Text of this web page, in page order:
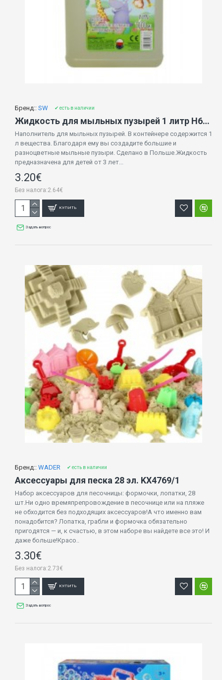
Бренд:: SW ✔ есть в наличии
Жидкость для мыльных пузырей 1 литр H6756
Наполнитель для мыльных пузырей. В контейнере содержится 1
л вещества. Благодаря ему вы создадите большие и
разноцветные мыльные пузыри. Сделано в Польше.Жидкость
предназначена для детей от 3 лет...
3.20€
Без налога:2.64€
КУПИТЬ
Задать вопрос
Бренд:: WADER ✔ есть в наличии
Аксессуары для песка 28 эл. KX4769/1
Набор аксессуаров для песочницы: формочки, лопатки, 28
шт.Ни одно времяпрепровождение в песочнице или на пляже
не обходится без подходящих аксессуаров!А что именно вам
понадобится? Лопатка, грабли и формочка обязательно
пригодятся — и, к счастью, в этом наборе вы найдете все это! И
даже больше!Красо..
3.30€
Без налога:2.73€
КУПИТЬ
Задать вопрос